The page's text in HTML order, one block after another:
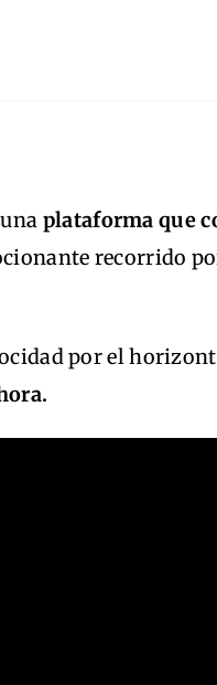
plataforma que
recorrido
por el